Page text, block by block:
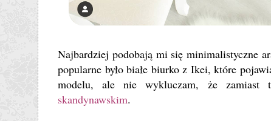
Najbardziej podobają mi się minimalistyczne
popularne było białe biurko z Ikei, które
modelu, ale nie wykluczam, że zamiast
skandynawskim.